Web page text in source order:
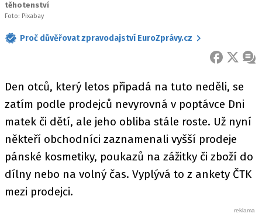
těhotenství
Foto: Pixabay
Proč důvěřovat zpravodajství EuroZprávy.cz
FACEBOOK
X
Den otců, který letos připadá na tuto neděli, se
zatím podle prodejců nevyrovná v poptávce Dni
matek či dětí, ale jeho obliba stále roste. Už nyní
někteří obchodníci zaznamenali vyšší prodeje
pánské kosmetiky, poukazů na zážitky či zboží do
dílny nebo na volný čas. Vyplývá to z ankety ČTK
mezi prodejci.